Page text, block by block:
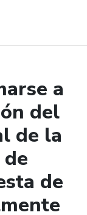
de búsqueda
a
del
de la
de